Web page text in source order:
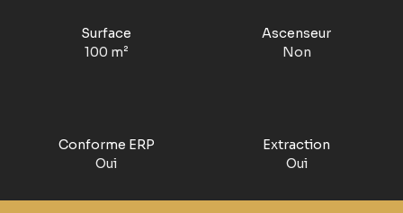
Surface
100 m²
Ascenseur
Non
Conforme ERP
Oui
Extraction
Oui